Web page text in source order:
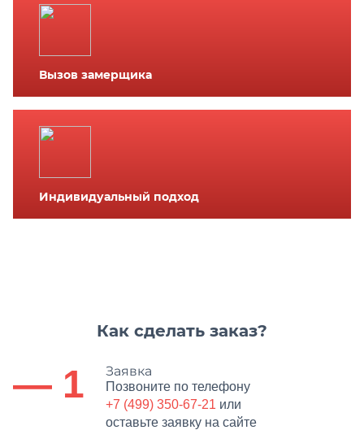
Вызов замерщика
Индивидуальный подход
Как сделать заказ?
— 1 Заявка
Позвоните по телефону
+7 (499) 350-67-21 или
оставьте заявку на сайте